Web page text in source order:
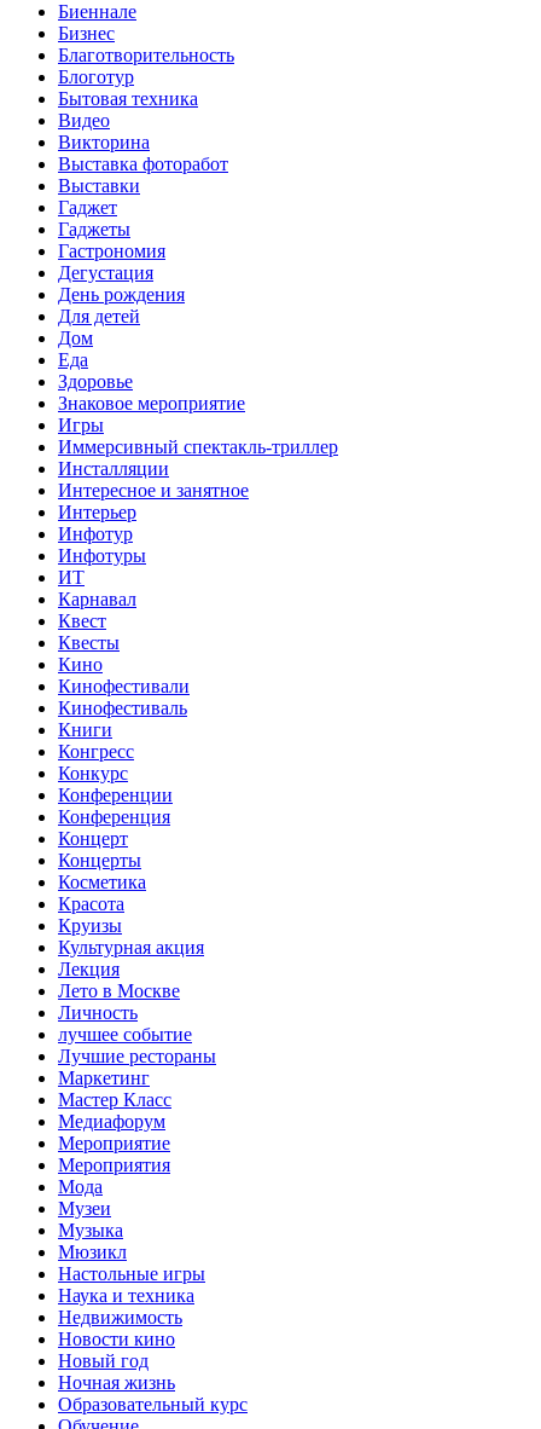
Биеннале
Бизнес
Благотворительность
Блоготур
Бытовая техника
Видео
Викторина
Выставка фоторабот
Выставки
Гаджет
Гаджеты
Гастрономия
Дегустация
День рождения
Для детей
Дом
Еда
Здоровье
Знаковое мероприятие
Игры
Иммерсивный спектакль-триллер
Инсталляции
Интересное и занятное
Интерьер
Инфотур
Инфотуры
ИТ
Карнавал
Квест
Квесты
Кино
Кинофестивали
Кинофестиваль
Книги
Конгресс
Конкурс
Конференции
Конференция
Концерт
Концерты
Косметика
Красота
Круизы
Культурная акция
Лекция
Лето в Москве
Личность
лучшее событие
Лучшие рестораны
Маркетинг
Мастер Класс
Медиафорум
Мероприятие
Мероприятия
Мода
Музеи
Музыка
Мюзикл
Настольные игры
Наука и техника
Недвижимость
Новости кино
Новый год
Ночная жизнь
Образовательный курс